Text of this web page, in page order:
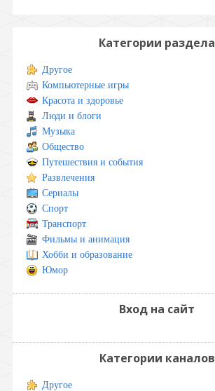
Категории раздела
Другое
Компьютерные игры
Красота и здоровье
Люди и блоги
Музыка
Общество
Путешествия и события
Развлечения
Сериалы
Спорт
Транспорт
Фильмы и анимация
Хобби и образование
Юмор
Вход на сайт
Категории каналов
Другое